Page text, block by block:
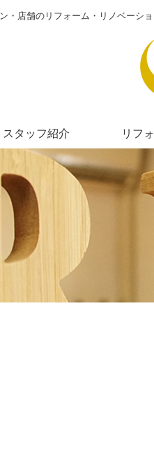
・店舗のリフォーム・リノベーシ
スタッフ紹介 リフ